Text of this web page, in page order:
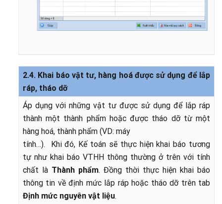
2.4. Khai báo vật tư, hàng hoá được sử dụng để lắp
ráp, tháo dỡ
Áp dụng với những vật tư được sử dụng để lắp ráp
thành một thành phẩm hoặc được tháo dỡ từ một
hàng hoá, thành phẩm (VD: máy
tính…). Khi đó, Kế toán sẽ thực hiện khai báo tương
tự như khai báo VTHH thông thường ở trên với tính
chất là Thành phẩm. Đồng thời thực hiện khai báo
thông tin về định mức lắp ráp hoặc tháo dỡ trên tab
Định mức nguyên vật liệu.